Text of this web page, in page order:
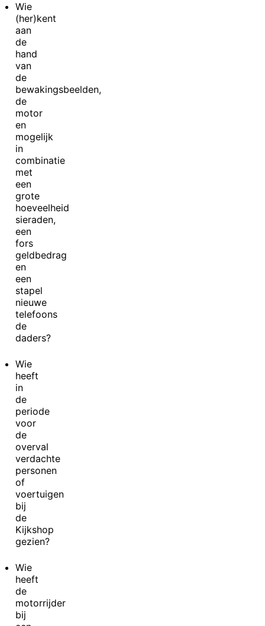
Wie
(her)kent
aan
de
hand
van
de
bewakingsbeelden,
de
motor
en
mogelijk
in
combinatie
met
een
grote
hoeveelheid
sieraden,
een
fors
geldbedrag
en
een
stapel
nieuwe
telefoons
de
daders?
Wie
heeft
in
de
periode
voor
de
overval
verdachte
personen
of
voertuigen
bij
de
Kijkshop
gezien?
Wie
heeft
de
motorrijder
bij